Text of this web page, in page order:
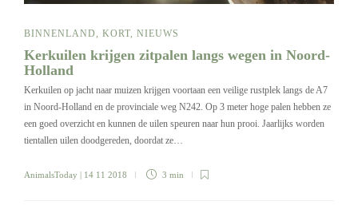
BINNENLAND, KORT, NIEUWS
Kerkuilen krijgen zitpalen langs wegen in Noord-
Holland
Kerkuilen op jacht naar muizen krijgen voortaan een veilige rustplek langs de A7
in Noord-Holland en de provinciale weg N242. Op 3 meter hoge palen hebben ze
een goed overzicht en kunnen de uilen speuren naar hun prooi. Jaarlijks worden
tientallen uilen doodgereden, doordat ze…
AnimalsToday | 14 11 2018 3 min